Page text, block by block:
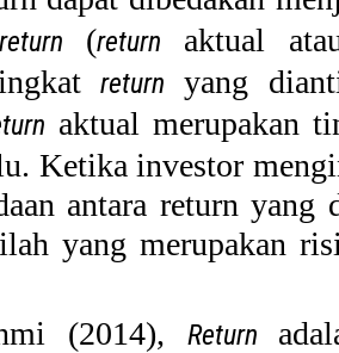
(return
aktual
return yang
aktual merupakan
Ketika investor
antara return yang
yang merupakan
(2014), Return